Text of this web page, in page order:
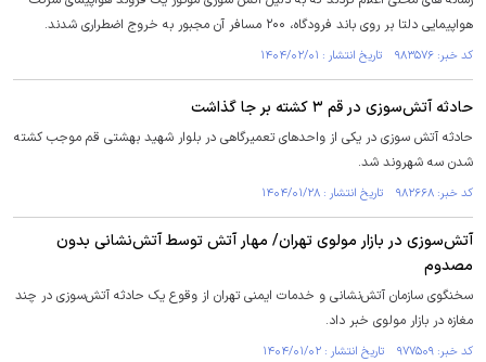
هواپیمایی دلتا بر روی باند فرودگاه، ۲۰۰ مسافر آن مجبور به خروج اضطراری شدند.
کد خبر: ۹۸۳۵۷۶ تاریخ انتشار : ۱۴۰۴/۰۲/۰۱
حادثه آتش‌سوزی در قم ۳ کشته بر جا گذاشت
حادثه آتش سوزی در یکی از واحدهای تعمیرگاهی در بلوار شهید بهشتی قم موجب کشته
شدن سه شهروند شد.
کد خبر: ۹۸۲۶۶۸ تاریخ انتشار : ۱۴۰۴/۰۱/۲۸
آتش‌سوزی در بازار مولوی تهران/ مهار آتش توسط آتش‌نشانی بدون
مصدوم
سخنگوی سازمان آتش‌نشانی و خدمات ایمنی تهران از وقوع یک حادثه آتش‌سوزی در چند
مغازه در بازار مولوی خبر داد.
کد خبر: ۹۷۷۵۰۹ تاریخ انتشار : ۱۴۰۴/۰۱/۰۲